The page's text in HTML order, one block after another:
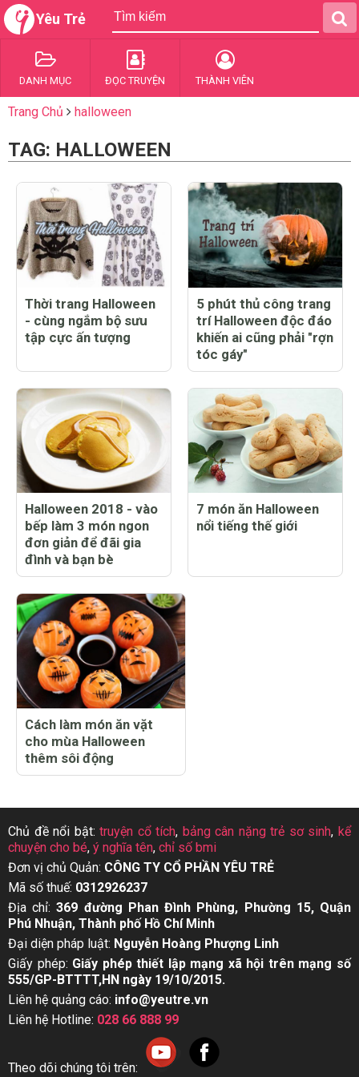
Yêu Trẻ
DANH MỤC ĐỌC TRUYỆN THÀNH VIÊN
Trang Chủ halloween
TAG: HALLOWEEN
Thời trang Halloween
- cùng ngắm bộ sưu
tập cực ấn tượng
5 phút thủ công trang
trí Halloween độc đáo
khiến ai cũng phải "rợn
tóc gáy"
Halloween 2018 - vào
bếp làm 3 món ngon
đơn giản để đãi gia
đình và bạn bè
7 món ăn Halloween
nổi tiếng thế giới
Cách làm món ăn vặt
cho mùa Halloween
thêm sôi động
Chủ đề nổi bật:truyện cổ tích, bảng cân nặng trẻ sơ sinh,kể
chuyện cho bé, ý nghĩa tên, chỉ số bmi
Đơn vị chủ Quản: CÔNG TY CỔ PHẦN YÊU TRẺ
Mã số thuế: 0312926237
Địa chỉ:369 đường Phan Đình Phùng, Phường 15, Quận
Phú Nhuận, Thành phố Hồ Chí Minh
Đại diện pháp luật: Nguyễn Hoàng Phượng Linh
Giấy phép: Giấy phép thiết lập mạng xã hội trên mạng số
555/GP-BTTTT,HN ngày 19/10/2015.
Liên hệ quảng cáo: info@yeutre.vn
Liên hệ Hotline: 028 66 888 99
Theo dõi chúng tôi trên: